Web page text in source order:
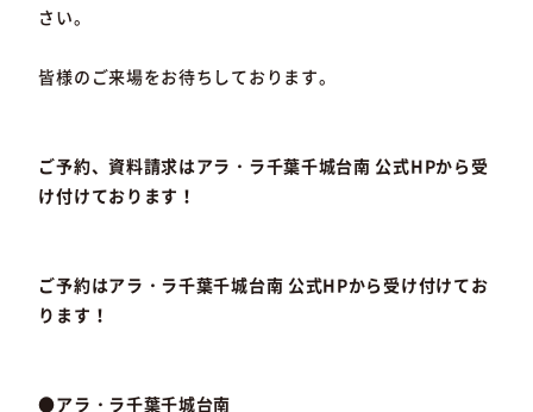
さい。
皆様のご来場をお待ちしております。
ご予約、資料請求はアラ・ラ千葉千城台南 公式HPから受
け付けております！
ご予約はアラ・ラ千葉千城台南 公式HPから受け付けてお
ります！
●アラ・ラ千葉千城台南